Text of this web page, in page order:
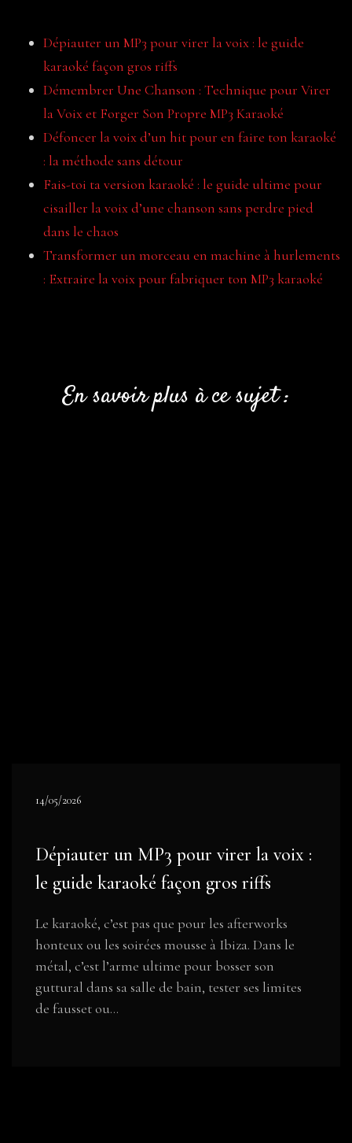
Dépiauter un MP3 pour virer la voix : le guide
karaoké façon gros riffs
Démembrer Une Chanson : Technique pour Virer
la Voix et Forger Son Propre MP3 Karaoké
Défoncer la voix d’un hit pour en faire ton karaoké
: la méthode sans détour
Fais-toi ta version karaoké : le guide ultime pour
cisailler la voix d’une chanson sans perdre pied
dans le chaos
Transformer un morceau en machine à hurlements
: Extraire la voix pour fabriquer ton MP3 karaoké
En savoir plus à ce sujet :
14/05/2026
Dépiauter un MP3 pour virer la voix :
le guide karaoké façon gros riffs
Le karaoké, c’est pas que pour les afterworks
honteux ou les soirées mousse à Ibiza. Dans le
métal, c’est l’arme ultime pour bosser son
guttural dans sa salle de bain, tester ses limites
de fausset ou...